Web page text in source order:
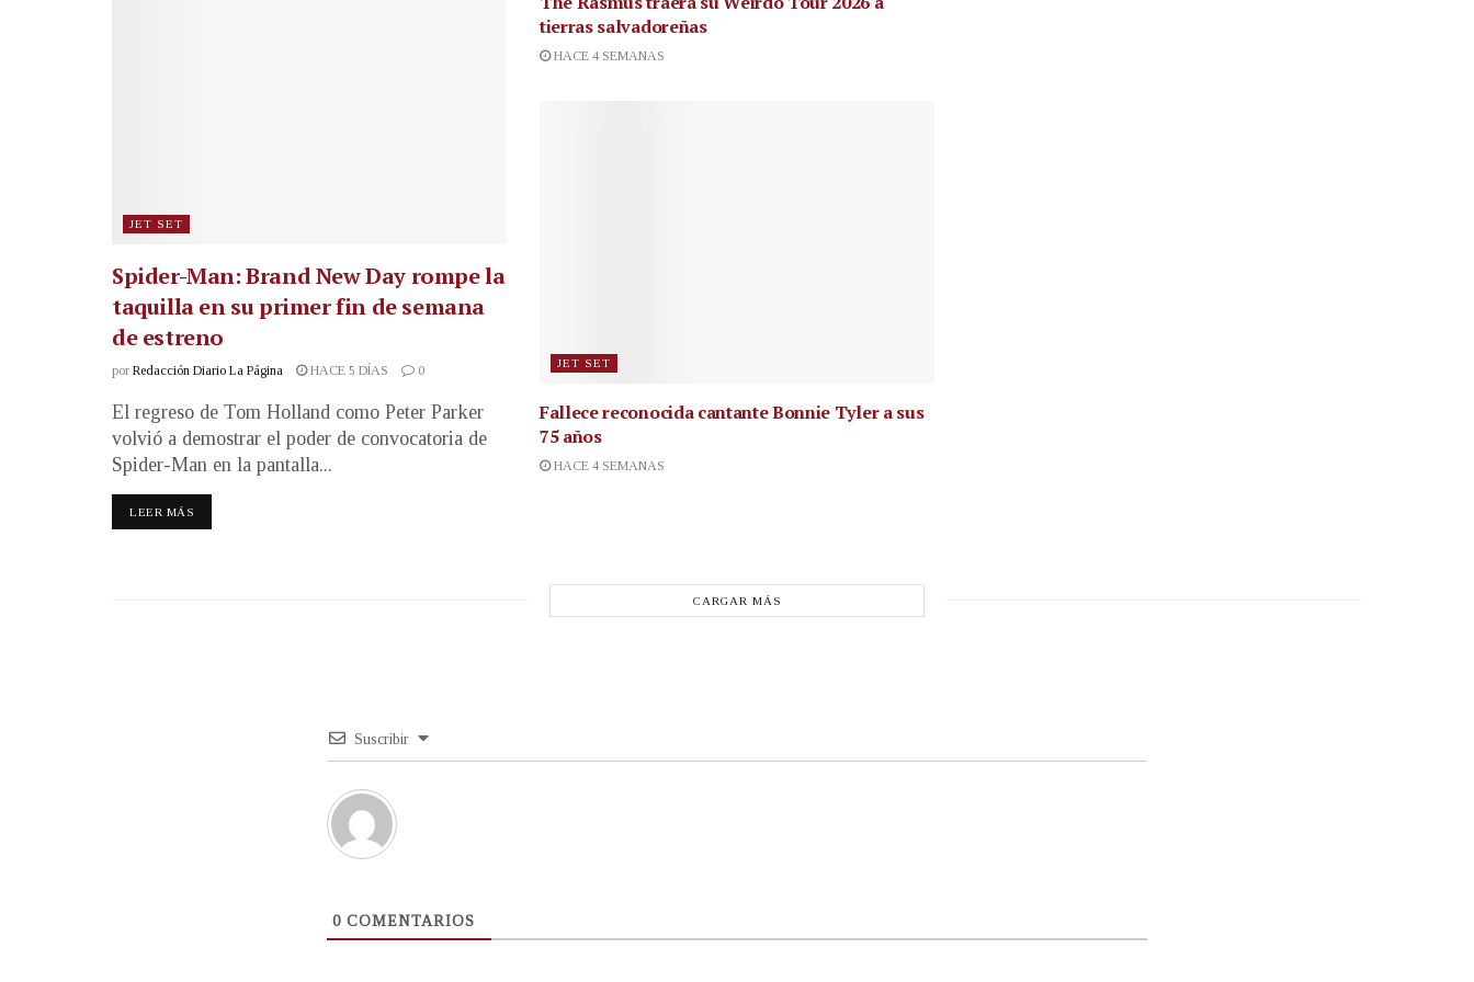
JET SET
Spider-Man: Brand New Day rompe la
taquilla en su primer fin de semana
de estreno
por Redacción Diario La Página HACE 5 DÍAS 0
El regreso de Tom Holland como Peter Parker
volvió a demostrar el poder de convocatoria de
Spider-Man en la pantalla...
LEER MÁS
tierras salvadoreñas
HACE 4 SEMANAS
JET SET
Fallece reconocida cantanteBonnie Tyler a sus
75 años
HACE 4 SEMANAS
CARGAR MÁS
Suscribir
0 COMENTARIOS